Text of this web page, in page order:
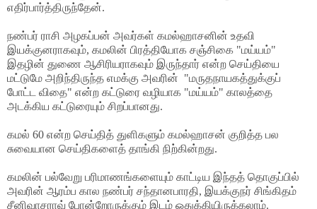
எதிர்பார்த்திருந்தேன்.
நண்பர் ராசி அழகப்பன் அவர்கள் கமல்ஹாசனின் உதவி
இயக்குனராகவும், கமலின் பிரத்தியோக சஞ்சிகை "மய்யம்"
இதழின் துணை ஆசிரியராகவும் இருந்தார் என்ற செய்தியை
மட்டுமே அறிந்திருந்த எமக்கு அவரின் "மருதநாயகத்துக்குப்
போட்ட விதை" என்ற கட்டுரை வழியாக "மய்யம்" காலத்தை
அடக்கிய கட்டுரையும் சிறப்பானது.
கமல் 60 என்ற செய்தித் துளிகளும் கமல்ஹாசன் குறித்த பல
சுவையான செய்திகளைத் தாங்கி நிற்கின்றது.
கமலின் பல்வேறு பரிமாணங்களையும் காட்டிய இந்தத் தொகுப்பில்
அவரின் ஆரம்ப கால நண்பர் சந்தானபாரதி, இயக்குநர் சிங்கிதம்
சீனிவாசராவ் போன்றோருக்கும் இடம் ஒதுக்கியிருக்கலாம்.